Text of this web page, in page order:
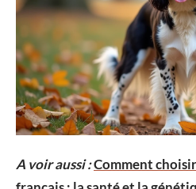
A voir aussi :Comment